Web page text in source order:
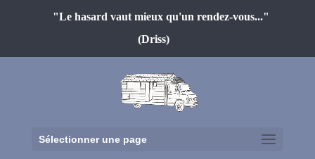
"Le hasard vaut mieux qu'un rendez-vous..."
(Driss)
Sélectionner une page